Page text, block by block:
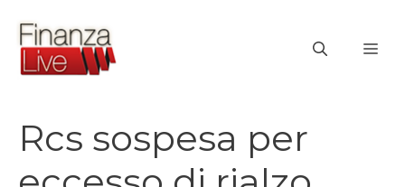
contenuto
Rcs sospesa per